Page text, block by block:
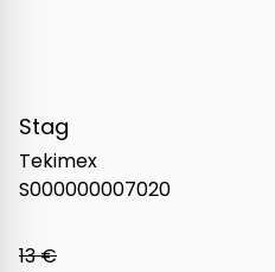
Stag
Tekimex
S000000007020
13 €